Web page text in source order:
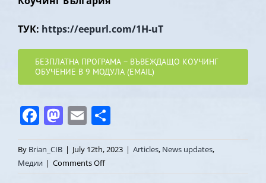
ТУК: https://eepurl.com/1H-uT
БЕЗПЛАТНА ПРОГРАМА – ВЪВЕЖДАЩО КОУЧИНГ
ОБУЧЕНИЕ В 9 МОДУЛА (EMAIL)
Facebook
Mastodon
Email
By Brian_CIB | July 12th, 2023 | Articles, News updates,
Медии | Comments Offon